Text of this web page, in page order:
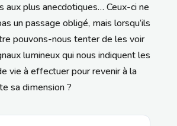
aux plus anecdotiques… Ceux-ci ne
un passage obligé, mais lorsqu’ils
pouvons-nous tenter de les voir
lumineux qui nous indiquent les
vie à effectuer pour revenir à la
sa dimension ?